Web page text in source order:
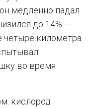
медленно падал.
до 14% —
четыре километра
во время
кислород